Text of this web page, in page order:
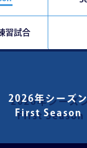
習試合
2026年シーズ
First Season